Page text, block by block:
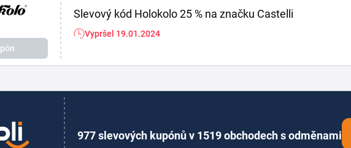
Slevový kód Holokolo 25 % na značku Castelli
Vypršel 19.01.2024
977 slevových kupónů v 1519 obchodech s odměnami